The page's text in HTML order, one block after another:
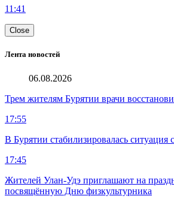
11:41
Close
Лента новостей
06.08.2026
Трем жителям Бурятии врачи
17:55
В Бурятии стабилизировалась
17:45
Жителей Улан-Удэ приглашают на
посвящённую Дню физкультурника